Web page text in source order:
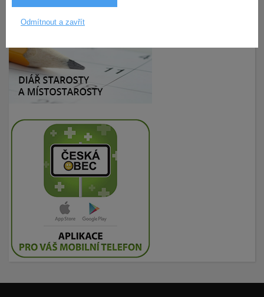
Odmítnout a zavřít